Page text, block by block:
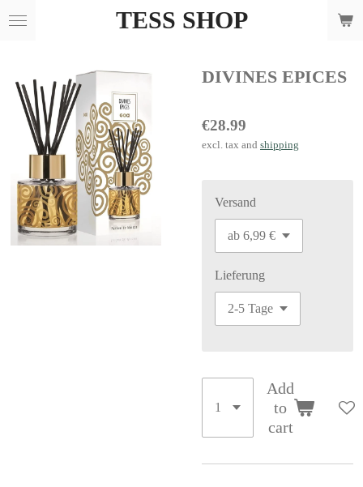
Skip
TESS SHOP
DIVINES EPICES
€28.99
excl. tax and shipping
Versand
Lieferung
Add
to
cart